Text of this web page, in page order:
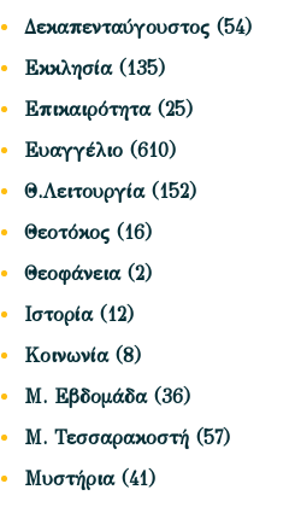
Δεκαπενταύγουστος (54)
Εκκλησία(135)
Επικαιρότητα(25)
Ευαγγέλιο (610)
Θ.Λειτουργία(152)
Θεοτόκος (16)
Θεοφάνεια(2)
Ιστορία(12)
Κοινωνία(8)
Μ. Εβδομάδα(36)
Μ. Τεσσαρακοστή (57)
Μυστήρια(41)